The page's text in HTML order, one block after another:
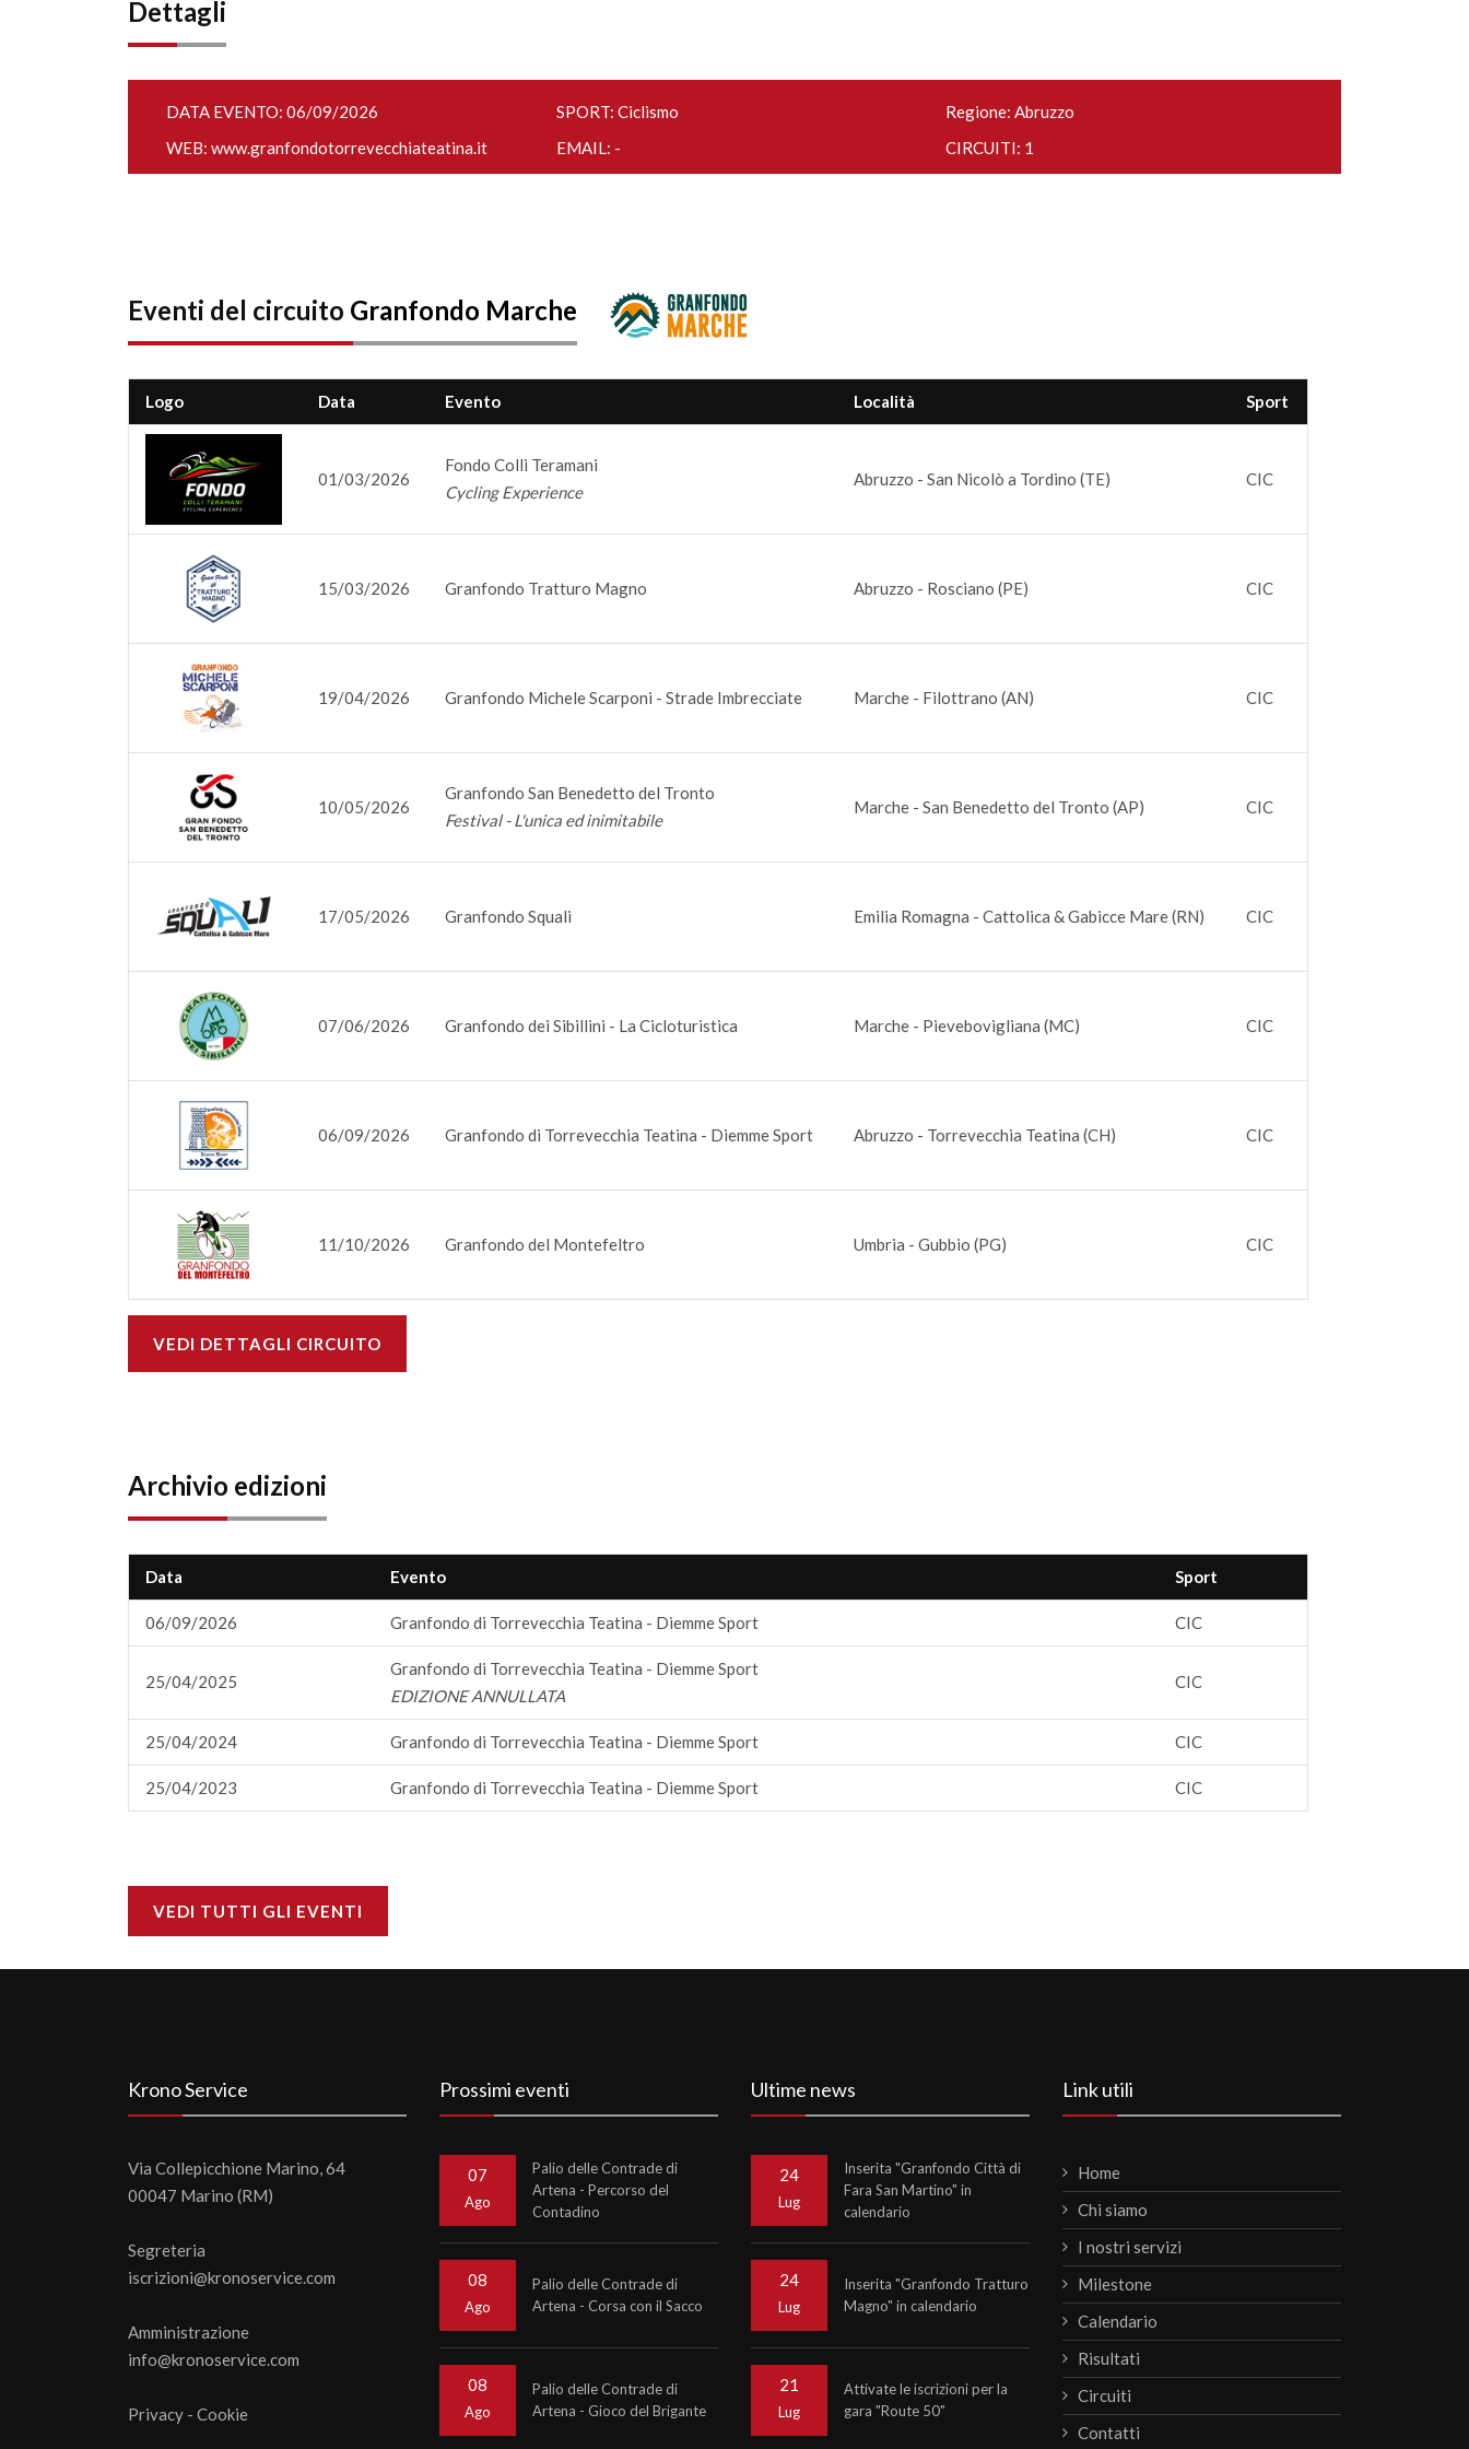
Dettagli
DATA EVENTO: 06/09/2026 SPORT: Ciclismo
Regione: Abruzzo
WEB: www.granfondotorrevecchiateatina.it EMAIL: - CIRCUITI: 1
Eventi del circuito Granfondo Marche
Logo Data Evento Località Sport
01/03/2026
Fondo Colli Teramani
Cycling Experience
Abruzzo - San Nicolò a Tordino (TE) CIC
15/03/2026 Granfondo Tratturo Magno Abruzzo - Rosciano (PE) CIC
19/04/2026 Granfondo Michele Scarponi - Strade Imbrecciate Marche - Filottrano (AN) CIC
10/05/2026
Granfondo San Benedetto del Tronto
Festival - L'unica ed inimitabile
Marche - San Benedetto del Tronto (AP) CIC
17/05/2026 Granfondo Squali Emilia Romagna - Cattolica & Gabicce Mare (RN) CIC
07/06/2026 Granfondo dei Sibillini - La Cicloturistica Marche - Pievebovigliana (MC) CIC
06/09/2026 Granfondo di Torrevecchia Teatina - Diemme Sport Abruzzo - Torrevecchia Teatina (CH) CIC
11/10/2026 Granfondo del Montefeltro Umbria - Gubbio (PG) CIC
VEDI DETTAGLI CIRCUITO
Archivio edizioni
Data Evento Sport
06/09/2026 Granfondo di Torrevecchia Teatina - Diemme Sport CIC
25/04/2025
Granfondo di Torrevecchia Teatina - Diemme Sport
EDIZIONE ANNULLATA
CIC
25/04/2024 Granfondo di Torrevecchia Teatina - Diemme Sport CIC
25/04/2023 Granfondo di Torrevecchia Teatina - Diemme Sport CIC
VEDI TUTTI GLI EVENTI
Krono Service
Via Collepicchione Marino, 64
00047 Marino (RM)
Segreteria
iscrizioni@kronoservice.com
Amministrazione
info@kronoservice.com
Privacy - Cookie
Prossimi eventi
07
Ago
Palio delle Contrade di
Artena - Percorso del
Contadino
08
Ago
Palio delle Contrade di
Artena - Corsa con il Sacco
08
Ago
Palio delle Contrade di
Artena - Gioco del Brigante
Ultime news
24
Lug
Inserita "Granfondo Città di
Fara San Martino" in
calendario
24
Lug
Inserita "Granfondo Tratturo
Magno" in calendario
21
Lug
Attivate le iscrizioni per la
gara "Route 50"
Link utili
Home
Chi siamo
I nostri servizi
Milestone
Calendario
Risultati
Circuiti
Contatti